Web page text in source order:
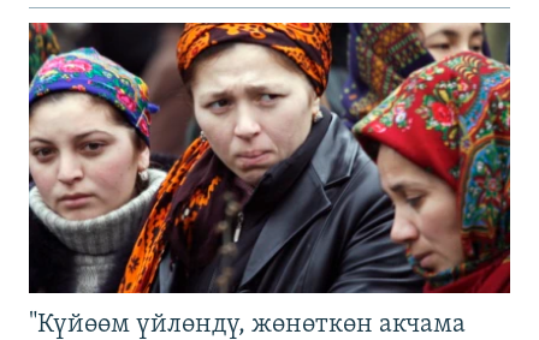
"Күйөөм үйлөндү, жөнөткөн акчама